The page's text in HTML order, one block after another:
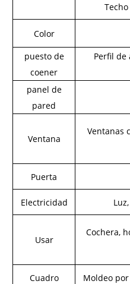
Techo
Color
puesto de
coener
Perfil de
panel de
pared
Ventana
Ventanas
Puerta
Electricidad
Usar
Cochera,
Cuadro
Moldeo